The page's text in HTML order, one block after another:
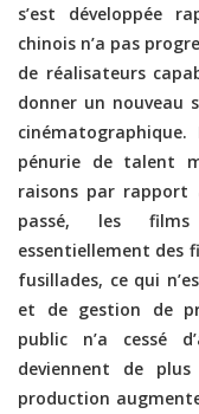
s’est développée
chinois n’a pas
de réalisateurs
donner un nouveau
pénurie de talent
raisons par rapport
passé, les films
essentiellement des
fusillades, ce qui
et de gestion de
public n’a cessé
deviennent de
production